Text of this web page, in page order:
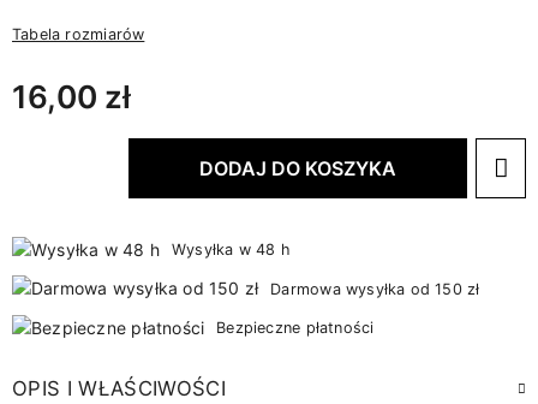
Tabela rozmiarów
16,00 zł
DODAJ DO KOSZYKA
Wysyłka w 48 h
Darmowa wysyłka od 150 zł
Bezpieczne płatności
OPIS I WŁAŚCIWOŚCI